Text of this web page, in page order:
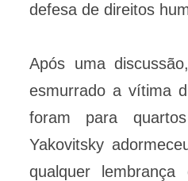
defesa de direitos
Após uma
esmurrado a vítima
foram para
Yakovitsky
qualquer